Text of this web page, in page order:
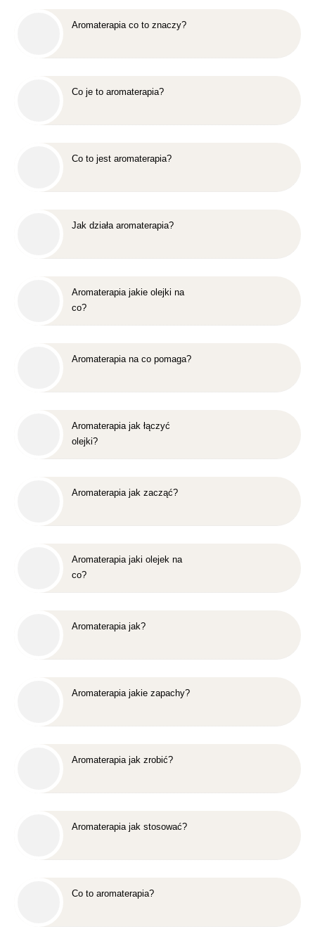
Aromaterapia co to znaczy?
Co je to aromaterapia?
Co to jest aromaterapia?
Jak działa aromaterapia?
Aromaterapia jakie olejki na
co?
Aromaterapia na co pomaga?
Aromaterapia jak łączyć
olejki?
Aromaterapia jak zacząć?
Aromaterapia jaki olejek na
co?
Aromaterapia jak?
Aromaterapia jakie zapachy?
Aromaterapia jak zrobić?
Aromaterapia jak stosować?
Co to aromaterapia?